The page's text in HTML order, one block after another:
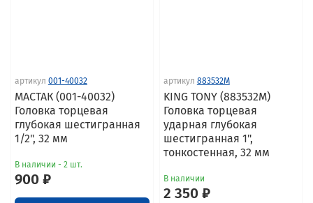
артикул 001-40032
МАСТАК (001-40032)
Головка торцевая
глубокая шестигранная
1/2", 32 мм
В наличии - 2 шт.
900 ₽
артикул 883532M
KING TONY (883532M)
Головка торцевая
ударная глубокая
шестигранная 1",
тонкостенная, 32 мм
В наличии
2 350 ₽